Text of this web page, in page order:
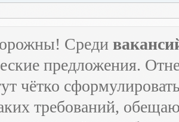
Среди
предложения.
чётко
требований,